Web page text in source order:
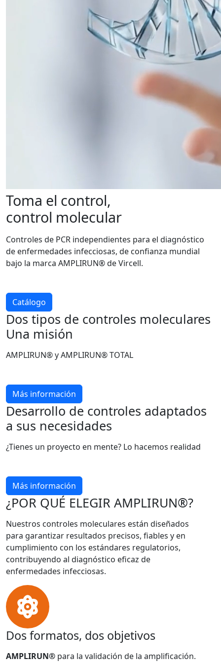
Toma el control,
control molecular
Controles de PCR independientes para el diagnóstico
de enfermedades infecciosas, de confianza mundial
bajo la marca AMPLIRUN® de Vircell.
Catálogo
Dos tipos de controles moleculares
Una misión
AMPLIRUN® y AMPLIRUN® TOTAL
Más información
Desarrollo de controles adaptados
a sus necesidades
¿Tienes un proyecto en mente? Lo hacemos realidad
Más información
¿POR QUÉ ELEGIR AMPLIRUN®?
Nuestros controles moleculares están diseñados
para garantizar resultados precisos, fiables y en
cumplimiento con los estándares regulatorios,
contribuyendo al diagnóstico eficaz de
enfermedades infecciosas.
Dos formatos, dos objetivos
AMPLIRUN® para la validación de la amplificación.